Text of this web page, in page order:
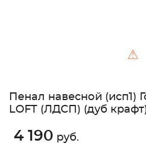
⚠
Пенал навесной (исп1)
LOFT (ЛДСП) (дуб
4 190 руб.